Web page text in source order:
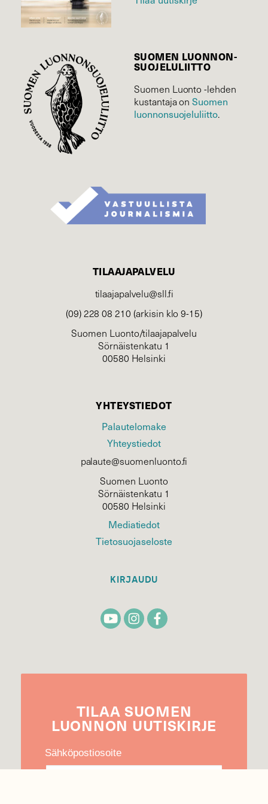
SUOMEN LUONNON­
SUOJELU­LIITTO
Suomen Luonto -lehden
kustantaja onSuomen
luonnonsuojelu­liitto.
TILAAJAPALVELU
tilaajapalvelu@sll.fi
(09) 228 08 210 (arkisin klo 9-15)
Suomen Luonto/tilaajapalvelu
Sörnäistenkatu 1
00580 Helsinki
YHTEYSTIEDOT
Palautelomake
Yhteystiedot
palaute@suomenluonto.fi
Suomen Luonto
Sörnäistenkatu 1
00580 Helsinki
Mediatiedot
Tietosuojaseloste
KIRJAUDU
TILAA SUOMEN
LUONNON UUTIS­KIRJE
Sähköpostiosoite